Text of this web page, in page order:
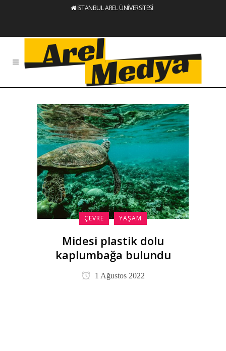
İSTANBUL AREL ÜNİVERSİTESİ
ÇEVRE YAŞAM
Midesi plastik dolu
kaplumbağa bulundu
1 Ağustos 2022